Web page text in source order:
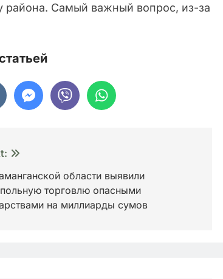
района. Самый важный вопрос, из-за
области выявили
торговлю опасными
на миллиарды сумов